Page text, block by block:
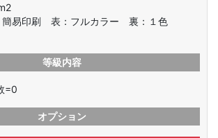
易印刷 表：フルカラー 裏：１色
等級内容
=0
オプション